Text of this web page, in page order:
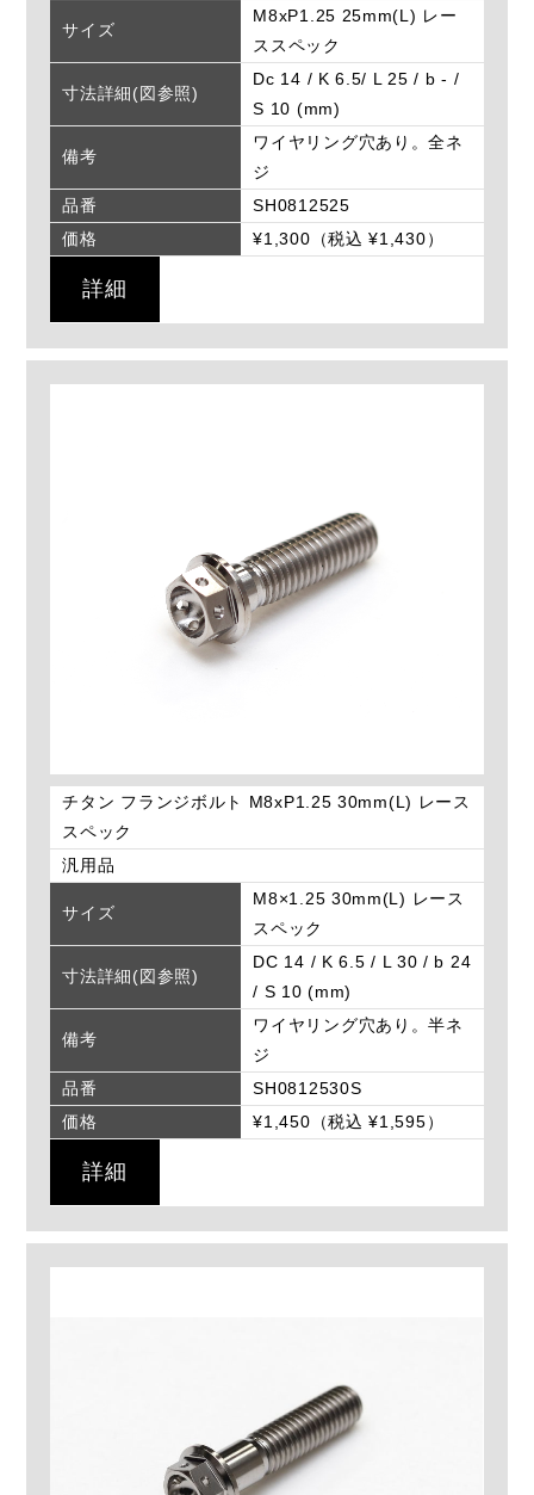
サイズ
M8xP1.25 25mm(L) レー
ススペック
寸法詳細(図参照)
Dc 14 / K 6.5/ L 25 / b - /
S 10 (mm)
備考
ワイヤリング穴あり。全ネ
ジ
品番
SH0812525
価格
¥1,300（税込 ¥1,430）
詳細
チタン フランジボルト M8xP1.25 30mm(L) レース
スペック
汎用品
サイズ
M8×1.25 30mm(L) レース
スペック
寸法詳細(図参照)
DC 14 / K 6.5 / L 30 / b 24
/ S 10 (mm)
備考
ワイヤリング穴あり。半ネ
ジ
品番
SH0812530S
価格
¥1,450（税込 ¥1,595）
詳細